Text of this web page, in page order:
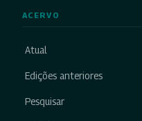
ACERVO
Atual
Edições anteriores
Pesquisar